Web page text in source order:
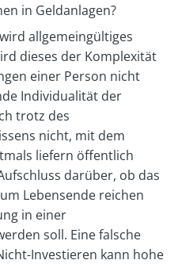
in Geldanlagen?
allgemeingültiges
dieses der Komplexität
einer Person nicht
Individualität der
trotz des
nicht, mit dem
liefern öffentlich
darüber, ob das
Lebensende reichen
in einer
soll. Eine falsche
Investieren kann hohe